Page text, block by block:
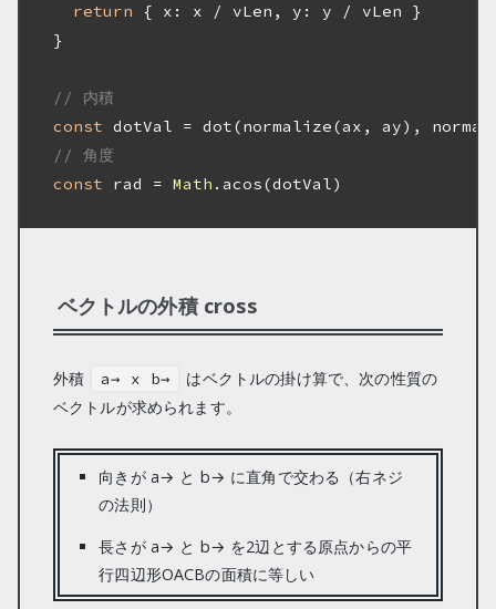
return { x : x / vLen, y : y / vLen }
}
// 内積
const
// 角度
const rad = Math .acos(dotVal)
ベクトルの外積 cross
外積 a→ x b→
はベクトルの掛け算で、次の性質の
ベクトルが求められます。
向きが a→ と b→ に直角で交わる（右ネジ
の法則）
長さが a→ と b→ を2辺とする原点からの平
行四辺形OACBの面積に等しい